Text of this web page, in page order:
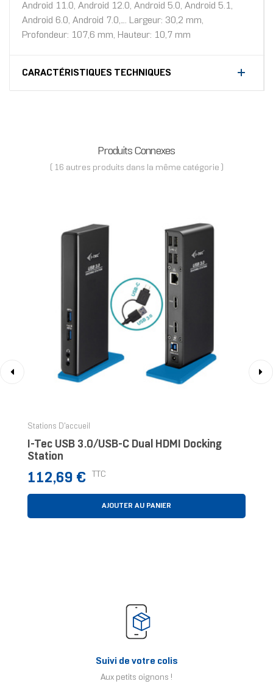
Android 11.0, Android 12.0, Android 5.0, Android 5.1,
Android 6.0, Android 7.0,.... Largeur: 30,2 mm,
Profondeur: 107,6 mm, Hauteur: 10,7 mm
CARACTÉRISTIQUES TECHNIQUES
Produits Connexes
( 16 autres produits dans la même catégorie )
Stations D'accueil
I-Tec USB 3.0/USB-C Dual HDMI Docking
Station
Prix
112,69 € TTC
AJOUTER AU PANIER
Suivi de votre colis
Aux petits oignons !